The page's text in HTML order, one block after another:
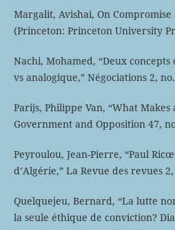
Margalit, Avishai, On
(Princeton: Princeton University
Nachi, Mohamed, “Deux
vs analogique,” Négociations 2,
Parijs, Philippe Van, “What Makes
Government and Opposition 47,
Peyroulou, Jean-Pierre, “Paul
d’Algérie,” La Revue des revues
Quelquejeu, Bernard, “La lutte
la seule éthique de conviction?